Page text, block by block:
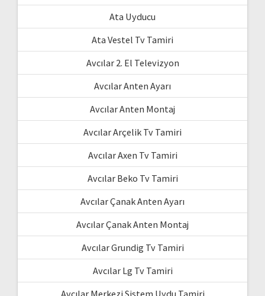
Ata Uyducu
Ata Vestel Tv Tamiri
Avcılar 2. El Televizyon
Avcılar Anten Ayarı
Avcılar Anten Montaj
Avcılar Arçelik Tv Tamiri
Avcılar Axen Tv Tamiri
Avcılar Beko Tv Tamiri
Avcılar Çanak Anten Ayarı
Avcılar Çanak Anten Montaj
Avcılar Grundig Tv Tamiri
Avcılar Lg Tv Tamiri
Avcılar Merkezi Sistem Uydu Tamiri